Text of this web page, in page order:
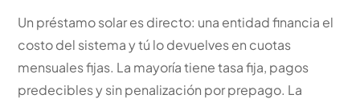
Un préstamo solar es directo: una entidad financia el
costo del sistema y tú lo devuelves en cuotas
mensuales fijas. La mayoría tiene tasa fija, pagos
predecibles y sin penalización por prepago. La